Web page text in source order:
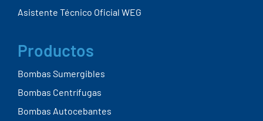
Asistente Técnico Oficial WEG
Productos
Bombas Sumergibles
Bombas Centrífugas
Bombas Autocebantes